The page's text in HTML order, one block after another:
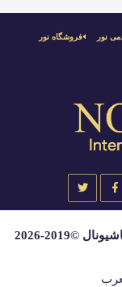
فروشگاه نور